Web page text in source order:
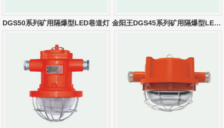
DGS50系列矿用隔爆型LED巷道灯 金阳王DGS45系列矿用隔爆型LED巷道灯